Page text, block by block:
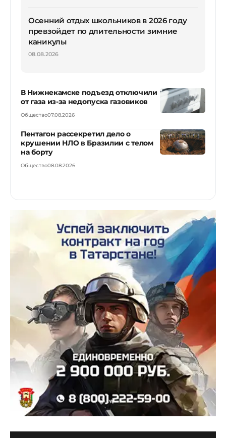
Осенний отдых школьников в 2026 году
превзойдет по длительности зимние
каникулы
08.08.2026
В Нижнекамске подъезд отключили
от газа из-за недопуска газовиков
Общество07.08.2026
Пентагон рассекретил дело о
крушении НЛО в Бразилии с телом
на борту
Общество08.08.2026